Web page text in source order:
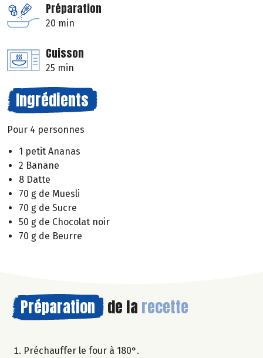
Préparation
20 min
Cuisson
25 min
Ingrédients
Pour 4 personnes
1 petit Ananas
2 Banane
8 Datte
70 g de Muesli
70 g de Sucre
50 g de Chocolat noir
70 g de Beurre
Préparation de la recette
Préchauffer le four à 180°.